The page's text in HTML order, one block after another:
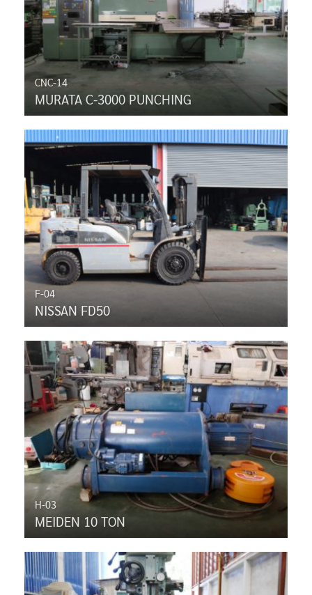
CNC-14
MURATA C-3000 PUNCHING
F-04
NISSAN FD50
H-03
MEIDEN 10 TON